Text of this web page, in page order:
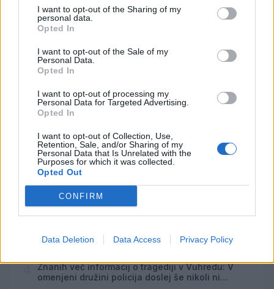
I want to opt-out of the Sharing of my
personal data.
Opted In
I want to opt-out of the Sale of my
Personal Data.
Opted In
I want to opt-out of processing my
Personal Data for Targeted Advertising.
Opted In
I want to opt-out of Collection, Use,
Retention, Sale, and/or Sharing of my
Personal Data that Is Unrelated with the
Purposes for which it was collected.
Opted Out
CONFIRM
Data Deletion Data Access Privacy Policy
posameznik kazensko odgovoren za javno spodbujanje
sovraštva, nasilja ali nestrpnosti. Komentarji z žaljivimi,
bodo odstranjeni. Pravila komentiranja →
Failed to fetch
Najbolj brano
1
kanalizacije na območju Penšek v Florjanu
2
(VIDEO) "Mislil sem, da je konec": Lastnik
Za posledicami prometne nesreče umrl 95-letni
Znanih več informacij o tragediji v Vuhredu: V
omenjeni družini policija doslej še nikoli ni